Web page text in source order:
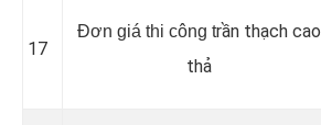
17
Đơn giá thi công trần thạch cao
thả